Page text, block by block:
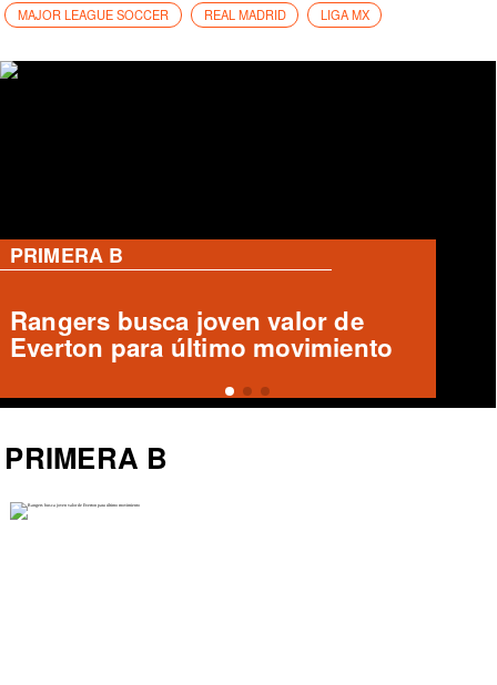
MAJOR LEAGUE SOCCER REAL MADRID LIGA MX
PRIMERA B
Deportes Temuco confirma salida
de Arturo Sanhueza
PRIMERA B